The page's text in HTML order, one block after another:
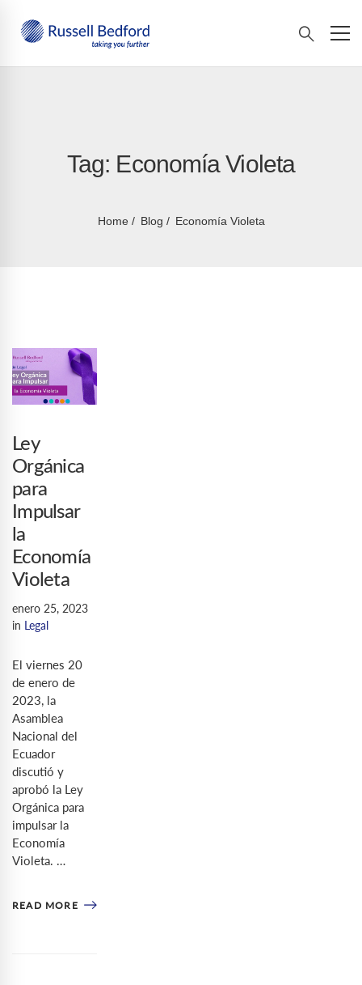
Tag: Economía Violeta
Home Blog Economía Violeta
Ley
Orgánica
para
Impulsar
la
Economía
Violeta
enero 25, 2023
in Legal
El viernes 20
de enero de
2023, la
Asamblea
Nacional del
Ecuador
discutió y
aprobó la Ley
Orgánica para
impulsar la
Economía
Violeta. …
READ MORE